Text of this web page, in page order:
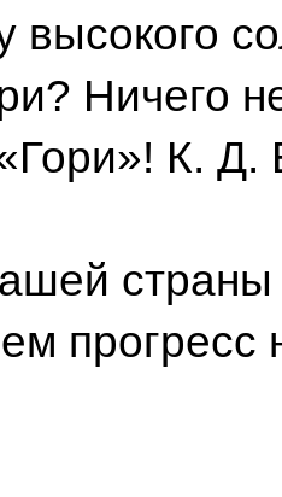
высокого
Ничего
К. Д.
прогресс